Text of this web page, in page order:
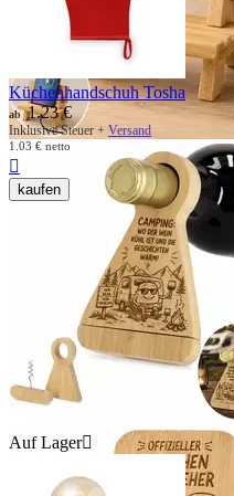
Küchenhandschuh Tosha
ab 1.23 €
Inklusive Steuer + Versand
1.03 € netto

kaufen
Auf Lager